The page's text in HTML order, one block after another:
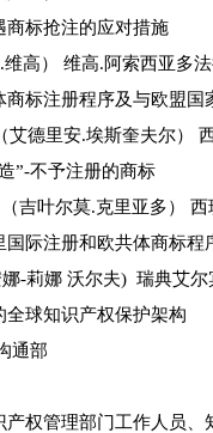
标抢注的应对措施
高） 维高.阿索西亚多
标注册程序及与欧盟国
德里安.埃斯奎夫尔）
”-不予注册的商标
吉叶尔莫.克里亚多）
际注册和欧共体商标程
-莉娜 沃尔夫) 瑞典艾
球知识产权保护架构
通部
权管理部门工作人员、